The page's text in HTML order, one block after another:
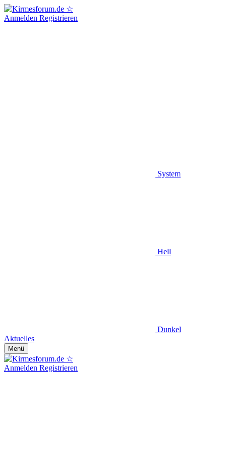
Anmelden Registrieren
System
Hell
Dunkel
Aktuelles
Menü
Anmelden Registrieren